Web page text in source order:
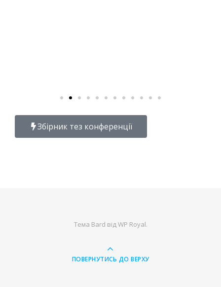
Збірник тез конференції
Тема Bard відWP Royal.
ПОВЕРНУТИСЬ ДО ВЕРХУ